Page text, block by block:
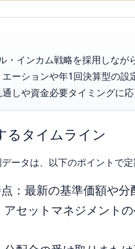
・インカム戦略を採用しなが
ーションや年1回決算型の設
しや資金必要タイミングに
るタイムライン
ータは、以下のポイントで
：最新の基準価額や
セットマネジメント